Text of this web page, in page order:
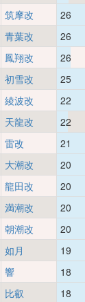
筑摩改 26
青葉改 26
鳳翔改 26
初雪改 25
綾波改 22
天龍改 22
雷改 21
大潮改 20
龍田改 20
満潮改 20
朝潮改 20
如月 19
響 18
比叡 18